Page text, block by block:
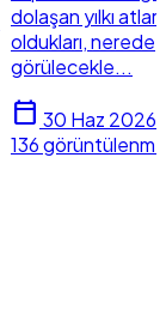
dolaşan yılkı
oldukları, nerede
görülecekle...
calendar_today 30 Haz 2026
136 görüntülenme